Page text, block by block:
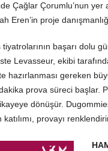
Çağlar Çorumlu’nun yer
Eren’in proje
tiyatrolarının başarı dolu
Levasseur, ekibi
hazırlanması gereken
prova süreci başlar.
dönüşür.
provayı